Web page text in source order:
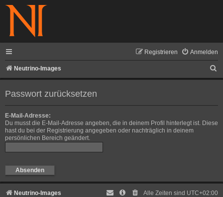
Anmelden
Registrieren
Neutrino-Images
u
Passwort zurücksetzen
E-Mail-Adresse:
Du musst die E-Mail-Adresse angeben, die in deinem Profil hinterlegt ist. Diese
hast du bei der Registrierung angegeben oder nachträglich in deinem
persönlichen Bereich geändert.
Neutrino-Images Alle Zeiten sind UTC+02:00